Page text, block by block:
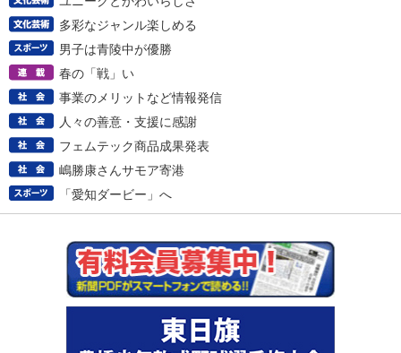
多彩なジャンル楽しめる
男子は青陵中が優勝
春の「戦」い
事業のメリットなど情報発信
人々の善意・支援に感謝
フェムテック商品成果発表
嶋勝康さんサモア寄港
「愛知ダービー」へ